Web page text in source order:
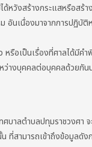
หวังสร้างกระแสหรือสร้
อันเนื่องมาจากการปฏิบั
รือเป็นเรื่องที่ศาลได้มีค
างบุคคลต่อบุคคลด้วยกั
าลตำบลปทุมราชวงศา
ที่สามารถเข้าถึงข้อมูลดัง